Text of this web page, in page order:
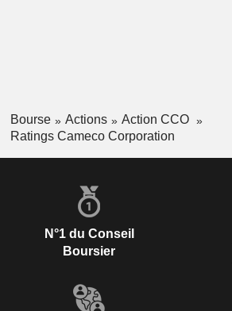
Bourse Actions
Action CCO
Ratings Cameco Corporation
N°1 du Conseil
Boursier